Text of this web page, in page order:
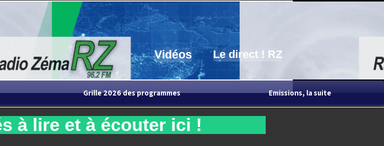
Vidéos Le direct ! RZ
Grille 2026 des programmes Emissions, la suite
à lire et à écouter ici !